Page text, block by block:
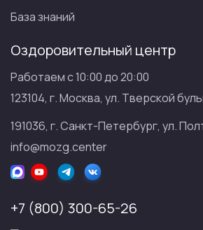
База знаний
Оздоровительный центр
Работаем с 10:00 до 20:00
123104, г. Москва, ул. Тверской
191036, г. Санкт-Петербург, ул.
info@mozg.center
+7 (800) 300-65-26